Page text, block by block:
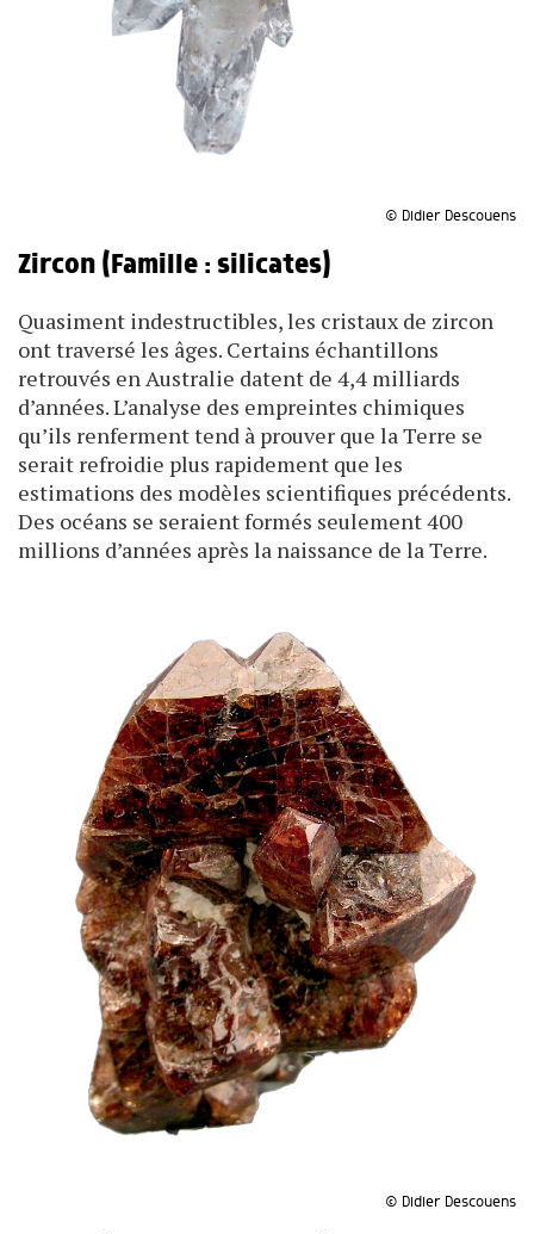
© Didier Descouens
Zircon (Famille : silicates)
Quasiment indestructibles, les cristaux de zircon
ont traversé les âges. Certains échantillons
retrouvés en Australie datent de 4,4 milliards
d’années. L’analyse des empreintes chimiques
qu’ils renferment tend à prouver que la Terre se
serait refroidie plus rapidement que les
estimations des modèles scientifiques précédents.
Des océans se seraient formés seulement 400
millions d’années après la naissance de la Terre.
© Didier Descouens